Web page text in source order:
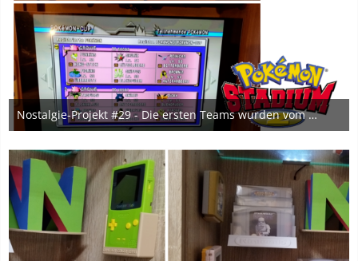
Nostalgie-Projekt #29 - Die ersten Teams wurden vom GBC auf die Stadium-Spiele transferiert.
5. Februar 2024
5